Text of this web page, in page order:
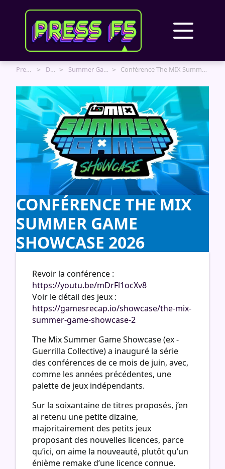
Press F5 Dossiers Summer Game Fest 2026 Conférence The MIX Summer Game Showcase 2026
CONFÉRENCE THE MIX
SUMMER GAME
SHOWCASE 2026
Revoir la conférence :
https://youtu.be/mDrFl1ocXv8
Voir le détail des jeux :
https://gamesrecap.io/showcase/the-mix-
summer-game-showcase-2
The Mix Summer Game Showcase (ex -
Guerrilla Collective) a inauguré la série
des conférences de ce mois de juin, avec,
comme les années précédentes, une
palette de jeux indépendants.
Sur la soixantaine de titres proposés, j’en
ai retenu une petite dizaine,
majoritairement des petits jeux
proposant des nouvelles licences, parce
qu’ici, on aime la nouveauté, plutôt qu’un
énième remake d’une licence connue.